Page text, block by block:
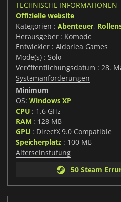
TECHNISCHE INFORMATIONEN
Offizielle website
Kategorien : Abenteuer,
Herausgeber : Komodo
Entwickler : Aldorlea Games
Mode(s) : Solo
Veröffentlichungsdatum : 28.
Systemanforderungen
Minimum
OS: Windows XP
CPU : 1.6 GHz
RAM : 128 MB
GPU : DirectX 9.0 Compatible
Speicherplatz : 100 MB
Alterseinstufung
50 Steam